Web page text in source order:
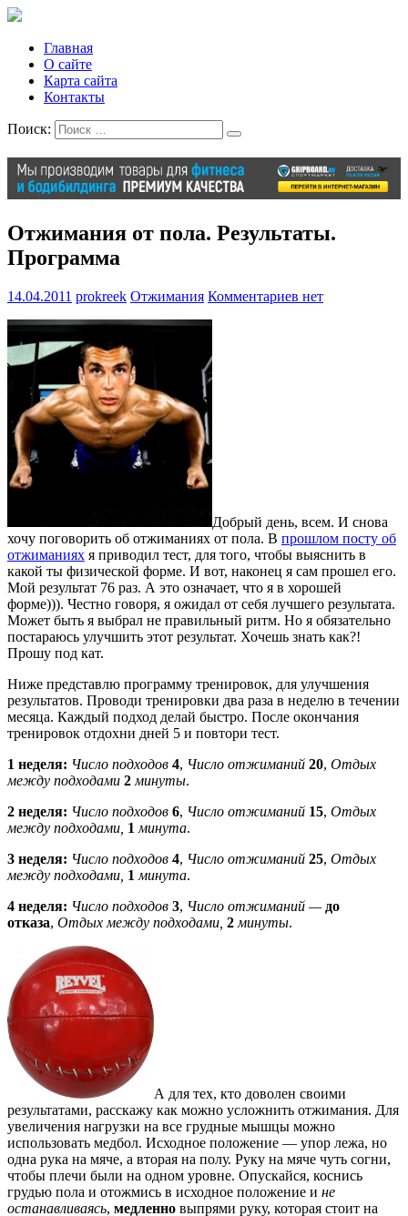
Главная
О сайте
Карта сайта
Контакты
Поиск:
Отжимания от пола. Результаты.
Программа
14.04.2011 prokreek Отжимания Комментариев нет
Добрый день, всем. И снова
хочу поговорить об отжиманиях от пола. В прошлом посту об
отжиманиях я приводил тест, для того, чтобы выяснить в
какой ты физической форме. И вот, наконец я сам прошел его.
Мой результат 76 раз. А это означает, что я в хорошей
форме))). Честно говоря, я ожидал от себя лучшего результата.
Может быть я выбрал не правильный ритм. Но я обязательно
постараюсь улучшить этот результат. Хочешь знать как?!
Прошу под кат.
Ниже представлю программу тренировок, для улучшения
результатов. Проводи тренировки два раза в неделю в течении
месяца. Каждый подход делай быстро. После окончания
тренировок отдохни дней 5 и повтори тест.
1 неделя: Число подходов 4, Число отжиманий 20, Отдых
между подходами 2 минуты.
2 неделя: Число подходов 6, Число отжиманий 15, Отдых
между подходами, 1 минута.
3 неделя: Число подходов 4, Число отжиманий 25, Отдых
между подходами, 1 минута.
4 неделя: Число подходов 3, Число отжиманий — до
отказа, Отдых между подходами, 2 минуты.
А для тех, кто доволен своими
результатами, расскажу как можно усложнить отжимания. Для
увеличения нагрузки на все грудные мышцы можно
использовать медбол. Исходное положение — упор лежа, но
одна рука на мяче, а вторая на полу. Руку на мяче чуть согни,
чтобы плечи были на одном уровне. Опускайся, коснись
грудью пола и отожмись в исходное положение и не
останавливаясь, медленно выпрями руку, которая стоит на